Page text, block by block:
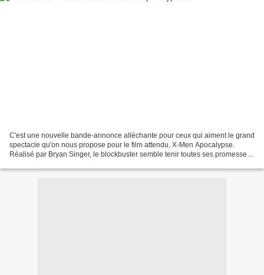
C'est une nouvelle bande-annonce alléchante pour ceux qui aiment le grand
spectacle qu'on nous propose pour le film attendu, X-Men Apocalypse.
Réalisé par Bryan Singer, le blockbuster semble tenir toutes ses promesses